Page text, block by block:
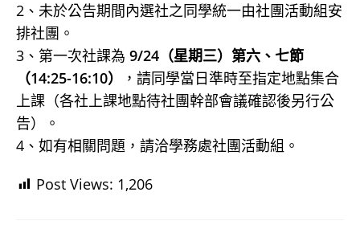
2、未於公告期間內選社之同學統一由社團活動組安
排社團。
3、第一次社課為 9/24（星期三）第六、七節
（14:25-16:10）
，請同學當日準時至指定地點集合
上課（各社上課地點待社團幹部會議確認後另行公
告）。
4、如有相關問題，請洽學務處社團活動組。
Post Views: 1,206